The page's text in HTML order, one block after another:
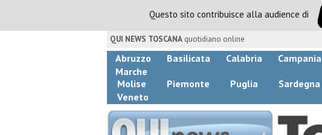
Questo sito contribuisce alla audience di
QUI NEWS TOSCANA quotidiano online
Abruzzo Basilicata Calabria Campania
Marche
Molise
Piemonte Puglia Sardegna
Veneto